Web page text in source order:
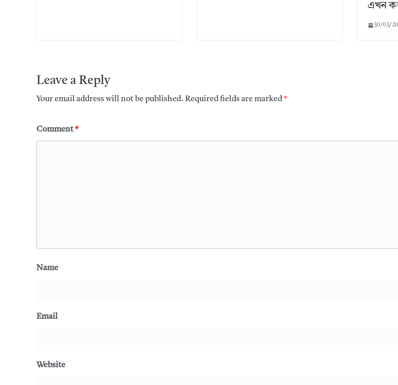
এখন
30/03/
Leave a Reply
Your email address will not be published. Required fields are marked*
Comment*
Name
Email
Website